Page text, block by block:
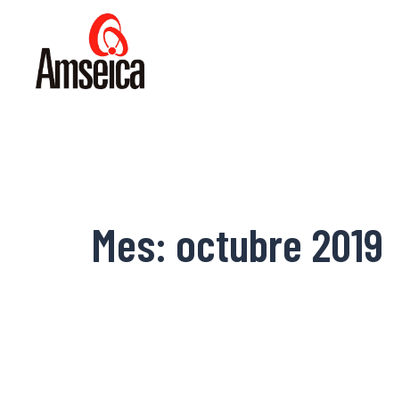
Mes: octubre 2019